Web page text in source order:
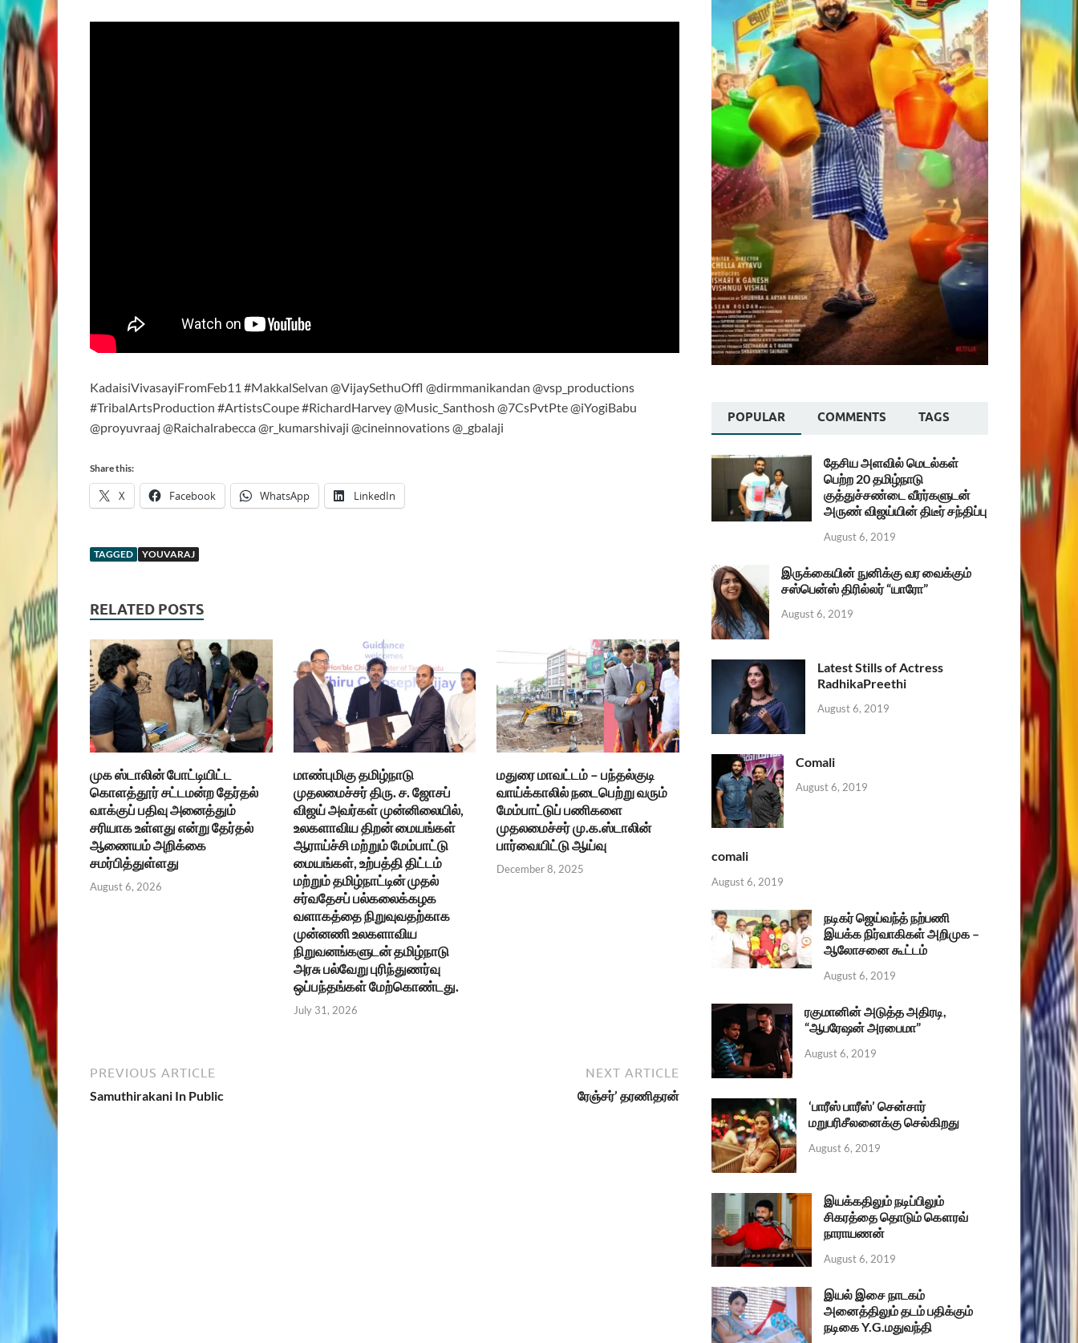
KadaisiVivasayiFromFeb11 #MakkalSelvan @VijaySethuOffl @dirmmanikandan @vsp_productions
#TribalArtsProduction #ArtistsCoupe #RichardHarvey @Music_Santhosh @7CsPvtPte @iYogiBabu
@proyuvraaj @Raichalrabecca @r_kumarshivaji @cineinnovations @_gbalaji
Share this:
X Facebook WhatsApp LinkedIn
TAGGED YOUVARAJ
RELATED POSTS
முக ஸ்டாலின் போட்டியிட்ட
கொளத்தூர் சட்டமன்ற தேர்தல்
வாக்குப் பதிவு அனைத்தும்
சரியாக உள்ளது என்று தேர்தல்
ஆணையம் அறிக்கை
சமர்பித்துள்ளது
August 6, 2026
மாண்புமிகு தமிழ்நாடு
முதலமைச்சர் திரு. ச. ஜோசப்
விஜய் அவர்கள் முன்னிலையில்,
உலகளாவிய திறன் மையங்கள்
ஆராய்ச்சி மற்றும் மேம்பாட்டு
மையங்கள், உற்பத்தி திட்டம்
மற்றும் தமிழ்நாட்டின் முதல்
சர்வதேசப் பல்கலைக்கழக
வளாகத்தை நிறுவுவதற்காக
முன்னணி உலகளாவிய
நிறுவனங்களுடன் தமிழ்நாடு
அரசு பல்வேறு புரிந்துணர்வு
ஒப்பந்தங்கள் மேற்கொண்டது.
July 31, 2026
மதுரை மாவட்டம் – பந்தல்குடி
வாய்க்காலில் நடைபெற்று வரும்
மேம்பாட்டுப் பணிகளை
முதலமைச்சர் மு.க.ஸ்டாலின்
பார்வையிட்டு ஆய்வு
December 8, 2025
PREVIOUS ARTICLE
Samuthirakani In Public
NEXT ARTICLE
ரேஞ்சர்’ தரணிதரன்
POPULAR COMMENTS TAGS
தேசிய அளவில் மெடல்கள்
பெற்ற 20 தமிழ்நாடு
குத்துச்சண்டை வீரர்களுடன்
அருண் விஜய்யின் திடீர் சந்திப்பு
August 6, 2019
இருக்கையின் நுனிக்கு வர வைக்கும்
சஸ்பென்ஸ் திரில்லர் “யாரோ”
August 6, 2019
Latest Stills of Actress
RadhikaPreethi
August 6, 2019
Comali
August 6, 2019
comali
August 6, 2019
நடிகர் ஜெய்வந்த் நற்பணி
இயக்க நிர்வாகிகள் அறிமுக –
ஆலோசனை கூட்டம்
August 6, 2019
ரகுமானின் அடுத்த அதிரடி,
“ஆபரேஷன் அரபைமா”
August 6, 2019
‘பாரீஸ் பாரீஸ்’ சென்சார்
மறுபரிசீலனைக்கு செல்கிறது
August 6, 2019
இயக்கதிலும் நடிப்பிலும்
சிகரத்தை தொடும் கௌரவ்
நாராயணன்
August 6, 2019
இயல் இசை நாடகம்
அனைத்திலும் தடம் பதிக்கும்
நடிகை Y.G.மதுவந்தி